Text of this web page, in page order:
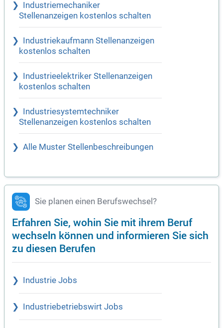
Industriemechaniker
Stellenanzeigen kostenlos schalten
Industriekaufmann Stellenanzeigen
kostenlos schalten
Industrieelektriker Stellenanzeigen
kostenlos schalten
Industriesystemtechniker
Stellenanzeigen kostenlos schalten
Alle Muster Stellenbeschreibungen
Sie planen einen Berufswechsel?
Erfahren Sie, wohin Sie mit ihrem Beruf
wechseln können und informieren Sie sich
zu diesen Berufen
Industrie Jobs
Industriebetriebswirt Jobs